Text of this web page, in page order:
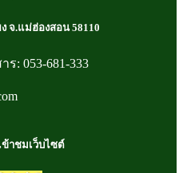
จ.แม่ฮ่องสอน 58110
ร: 053-681-333
าชมเว็บไซต์